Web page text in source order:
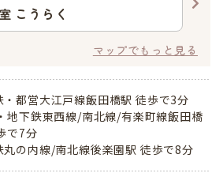
こうらく
マップでもっと見る
・都営大江戸線飯田橋駅 徒歩で3分
地下鉄東西線/南北線/有楽町線飯田橋
で7分
丸の内線/南北線後楽園駅 徒歩で8分